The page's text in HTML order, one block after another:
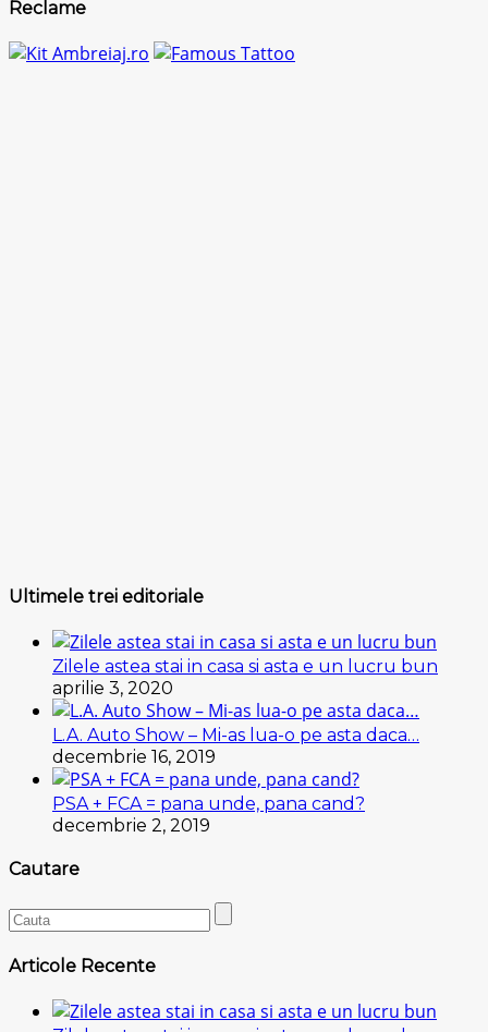
Reclame
Ultimele trei editoriale
Zilele astea stai in casa si asta e un lucru bun
aprilie 3, 2020
L.A. Auto Show – Mi-as lua-o pe asta daca…
decembrie 16, 2019
PSA + FCA = pana unde, pana cand?
decembrie 2, 2019
Cautare
Articole Recente